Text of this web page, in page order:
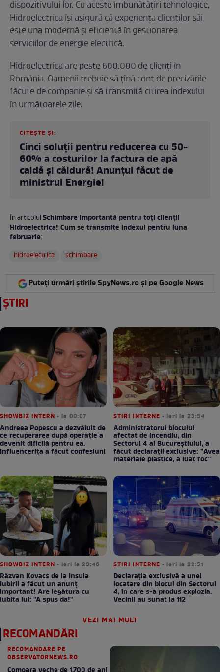
dispozitivului lor. Cu aceste îmbunătățiri tehnologice,
Hidroelectrica își asigură că experiența clienților săi
este una modernă și eficientă în gestionarea
serviciilor de energie electrică.
Hidroelectrica are peste 600.000 de clienţi în
România. Oamenii trebuie să țină cont de precizările
făcute de companie și să transmită citirea indexului
în următoarele zile.
CITEȘTE ȘI:
Cinci soluții pentru reducerea cu 50-
60% a costurilor la factura de apă
caldă și căldură! Anunțul făcut de
ministrul Energiei
În articolulSchimbare importantă pentru toți clienții
Hidroelectrica! Cum se transmite indexul pentru luna
februarie:
hidroelectrica
schimbare
Puteți urmări știrile SpyNews.ro și pe Google News
ȘTIRI
SHOWBIZ INTERN • la 00:07
Andreea Popescu a dezvăluit de
ce recuperarea după operație a
devenit dificilă pentru ea.
Influencerița a făcut confesiuni
STIRI INTERNE • ieri la 23:54
Administratorul blocului
afectat de incendiu, din
Sectorul 4 al Bucureștiului, a
făcut declarații exclusive: ”Avea
materiale plastice, a luat foc”
SHOWBIZ INTERN • ieri la 23:46
Răzvan Kovacs de la Insula
Iubirii a făcut un anunț
important! Are legătura cu
iubita lui: "A spus da!"
STIRI INTERNE • ieri la 22:51
Declarația exclusivă a unei
locatare din blocul din Sectorul
4, în care s-a produs explozia.
Vecinii au sunat la 112
VEZI MAI MULT
RECOMANDĂRI
RECOMANDARE PE
OBSERVATORNEWS.RO